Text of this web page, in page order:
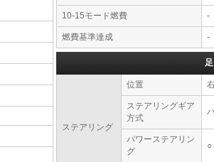
10-15モード燃費 -
燃費基準達成 -
ステアリング
位置
ステアリングギア
方式
パワーステアリン
グ
○